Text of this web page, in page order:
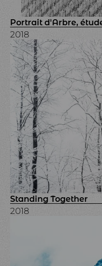
Portrait d'Arbre,
2018
Standing Together
2018